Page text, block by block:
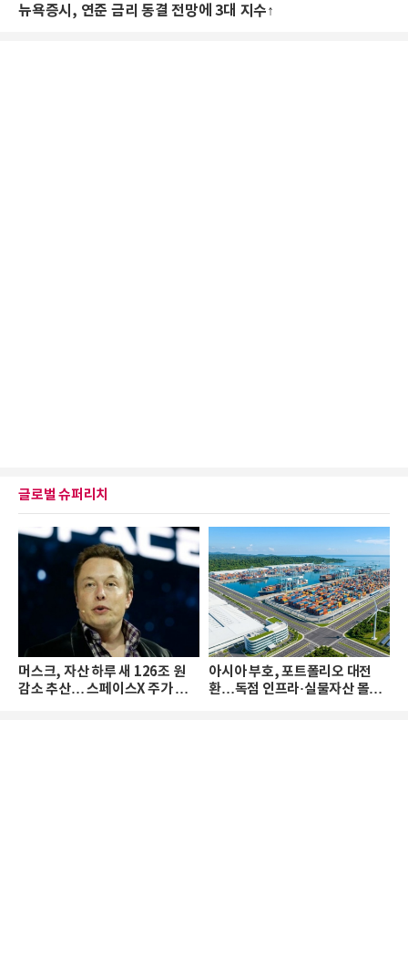
뉴욕증시, 연준 금리 동결 전망에 3대 지수↑
글로벌 슈퍼리치
머스크, 자산 하루 새 126조 원
감소 추산… 스페이스X 주가 하
아시아 부호, 포트폴리오 대전
환…독점 인프라·실물자산 몰린